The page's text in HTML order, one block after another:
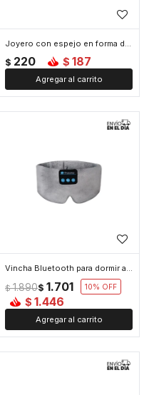
Joyero con espejo en forma de corazon - 10x9x3cm - Gris
$ 220 $ 187
Vincha Bluetooth para dormir antiestrés - Gris
$ 1.701
$ 1.890 10
$ 1.446